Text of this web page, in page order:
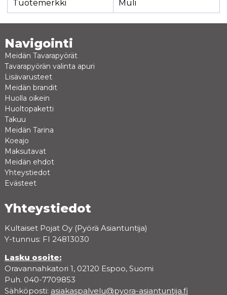
Tuotemerkki Muli
Navigointi
Meidän Tavarapyörät
Tavarapyörän valinta apuri
Lisävarusteet
Meidän brandit
Huolla oikein
Huoltopaketti
Takuu
Meidän Tarina
Koeajo
Maksutavat
Meidän ehdot
Yhteystiedot
Evästeet
Yhteystiedot
Kultaiset Pojat Oy (Pyörä Asiantuntija)
Y-tunnus: FI 24813030
Lasku osoite:
Oravannahkatori 1, 02120 Espoo, Suomi
Puh. 040-7709853
Sähköposti: asiakaspalvelu@pyora-asiantuntija.fi